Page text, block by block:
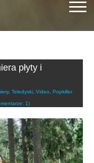
płyty i
, Teledyski, Video, Popkiller
1)